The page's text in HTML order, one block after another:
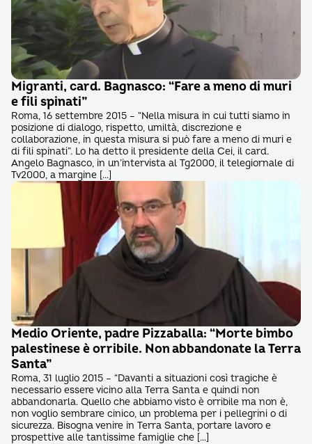
Migranti, card. Bagnasco: “Fare a meno di muri
e fili spinati”
Roma, 16 settembre 2015 – “Nella misura in cui tutti siamo in
posizione di dialogo, rispetto, umiltà, discrezione e
collaborazione, in questa misura si può fare a meno di muri e
di fili spinati”. Lo ha detto il presidente della Cei, il card.
Angelo Bagnasco, in un’intervista al Tg2000, il telegiornale di
Tv2000, a margine […]
Medio Oriente, padre Pizzaballa: “Morte bimbo
palestinese è orribile. Non abbandonate la Terra
Santa”
Roma, 31 luglio 2015 – “Davanti a situazioni così tragiche è
necessario essere vicino alla Terra Santa e quindi non
abbandonarla. Quello che abbiamo visto è orribile ma non è,
non voglio sembrare cinico, un problema per i pellegrini o di
sicurezza. Bisogna venire in Terra Santa, portare lavoro e
prospettive alle tantissime famiglie che […]